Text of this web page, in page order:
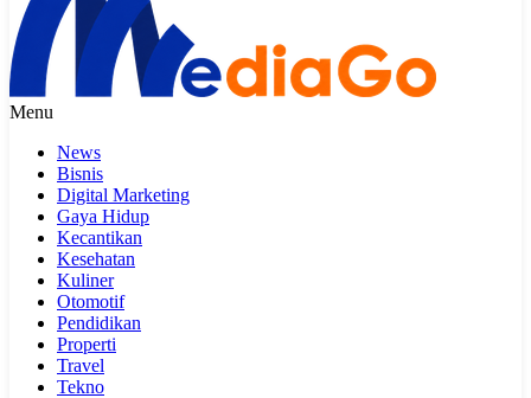
Menu
News
Bisnis
Digital Marketing
Gaya Hidup
Kecantikan
Kesehatan
Kuliner
Otomotif
Pendidikan
Properti
Travel
Tekno